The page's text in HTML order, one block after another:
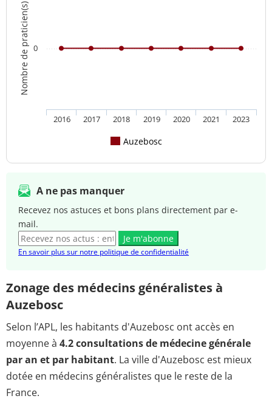
Nombre de praticien(s)
Auzebosc
2016 2017 2018 2019 2020 2021 2023
0
A ne pas manquer
Recevez nos astuces et bons plans directement par e-
mail.
Je m'abonne
En savoir plus sur notre politique de confidentialité
Zonage des médecins généralistes à
Auzebosc
Selon l’APL, les habitants d'Auzebosc ont accès en
moyenne à 4.2 consultations de médecine générale
par an et par habitant. La ville d'Auzebosc est mieux
dotée en médecins généralistes que le reste de la
France.